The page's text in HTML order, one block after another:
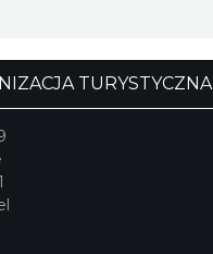
TURYSTYCZNA